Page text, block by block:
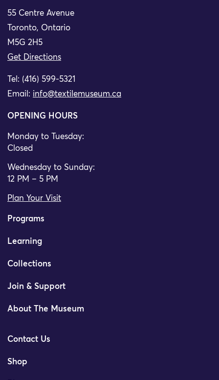
55 Centre Avenue
Toronto, Ontario
M5G 2H5
Get Directions
Tel: (416) 599-5321
Email: info@textilemuseum.ca
OPENING HOURS
Monday to Tuesday:
Closed
Wednesday to Sunday:
12 PM – 5 PM
Plan Your Visit
Programs
Learning
Collections
Join & Support
About The Museum
Contact Us
Shop